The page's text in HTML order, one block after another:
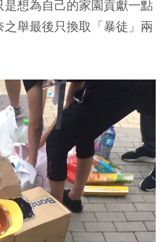
是想為自己的家園貢獻一點
舉最後只換取「暴徒」兩